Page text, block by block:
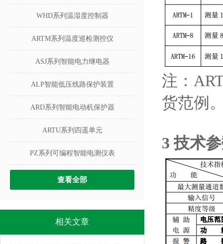
WHD系列温湿度控制器
ARTM系列温度巡检测控仪
ASJ系列智能电力继电器
ALP智能低压线路保护装置
ARD系列智能电动机保护器
ARTU系列四遥单元
PZ系列可编程智能电测仪表
查看全部
相关文章
注：
货范例
3 技术